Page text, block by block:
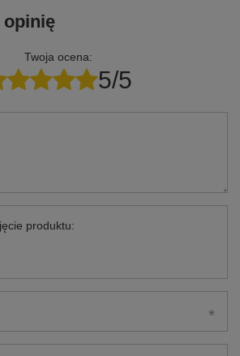
opinię
Twoja ocena:
5/5
produktu: